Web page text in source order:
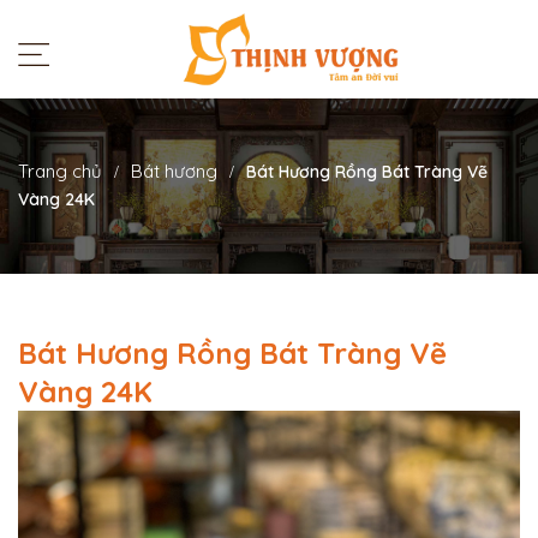
Trang chủ Bát hương
Bát Hương Rồng Bát Tràng Vẽ
Vàng 24K
Bát Hương Rồng Bát Tràng Vẽ
Vàng 24K